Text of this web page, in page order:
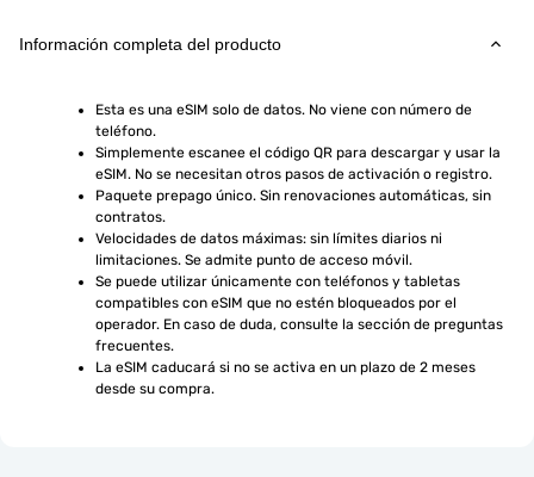
Información completa del producto
Esta es una eSIM solo de datos. No viene con número de
teléfono.
Simplemente escanee el código QR para descargar y usar la
eSIM. No se necesitan otros pasos de activación o registro.
Paquete prepago único. Sin renovaciones automáticas, sin
contratos.
Velocidades de datos máximas: sin límites diarios ni
limitaciones. Se admite punto de acceso móvil.
Se puede utilizar únicamente con teléfonos y tabletas
compatibles con eSIM que no estén bloqueados por el
operador. En caso de duda, consulte la sección de preguntas
frecuentes.
La eSIM caducará si no se activa en un plazo de 2 meses
desde su compra.